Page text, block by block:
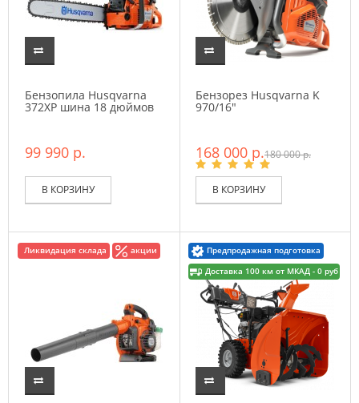
Бензопила Husqvarna
372XP шина 18 дюймов
99 990 р.
В КОРЗИНУ
Бензорез Husqvarna K
970/16"
168 000 р.180 000 р.
В КОРЗИНУ
Ликвидация склада акции
Предпродажная подготовка
Доставка 100 км от МКАД - 0 руб